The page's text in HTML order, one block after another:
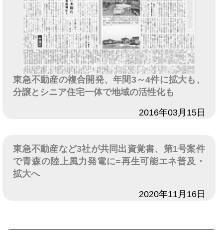
東急不動産の複合開発、年間3～4件に拡大も、
分譲とシニア住宅一体で地域の活性化も
2016年03月15日
東急不動産など3社が共同出資覚書、第1号案件
で青森の陸上風力発電に=再生可能エネ普及・
拡大へ
2020年11月16日